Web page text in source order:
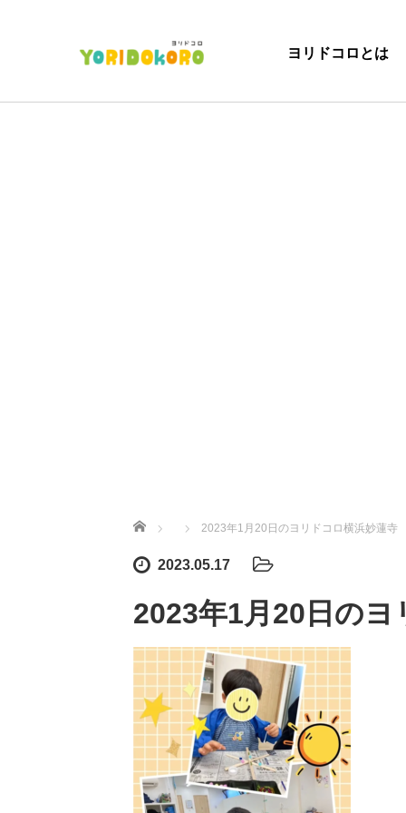
ヨリドコロとは
ホーム 2023年1月20日のヨリドコロ横浜妙蓮寺
2023.05.17
2023年1月20日の